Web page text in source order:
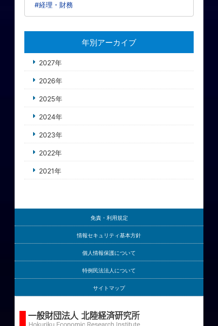
#経理・財務
年別アーカイブ
2027年
2026年
2025年
2024年
2023年
2022年
2021年
免責・利用規定
情報セキュリティ基本方針
個人情報保護について
特例民法法人について
サイトマップ